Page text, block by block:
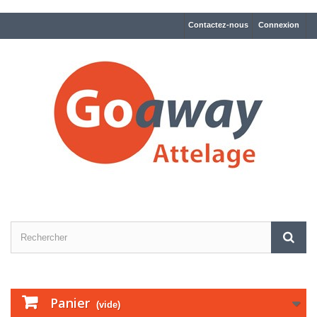
Connexion
Contactez-nous
Panier (vide)